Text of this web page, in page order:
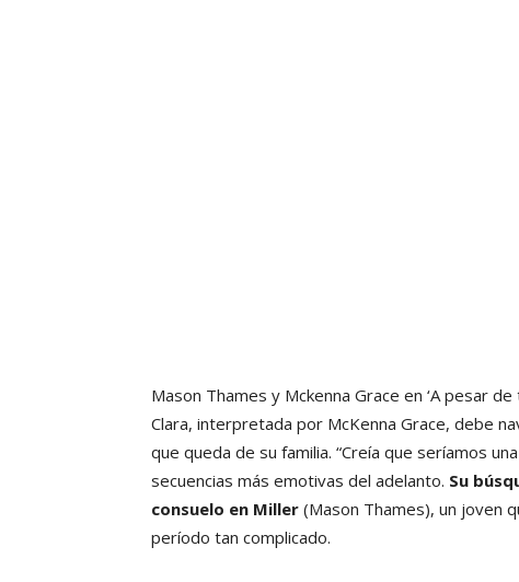
Mason Thames y Mckenna Grace en ‘A pesar de
Clara, interpretada por McKenna Grace, debe
que queda de su familia. “Creía que seríamos
secuencias más emotivas del adelanto. Su
consuelo en Miller (Mason Thames), un joven
período tan complicado.